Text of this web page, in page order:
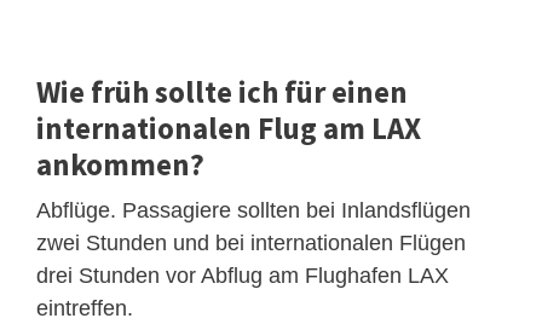
Wie früh sollte ich für einen
internationalen Flug am LAX
ankommen?
Abflüge. Passagiere sollten bei Inlandsflügen
zwei Stunden und bei internationalen Flügen
drei Stunden vor Abflug am Flughafen LAX
eintreffen.